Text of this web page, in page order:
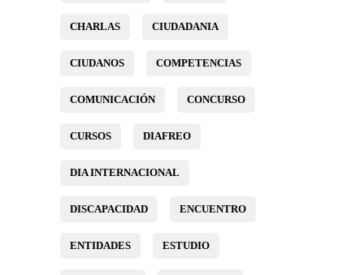
CHARLAS CIUDADANIA
CIUDANOS COMPETENCIAS
COMUNICACIÓN CONCURSO
CURSOS DIAFREO
DIA INTERNACIONAL
DISCAPACIDAD ENCUENTRO
ENTIDADES ESTUDIO